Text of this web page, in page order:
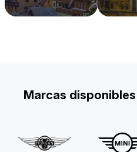
Marcas disponibles